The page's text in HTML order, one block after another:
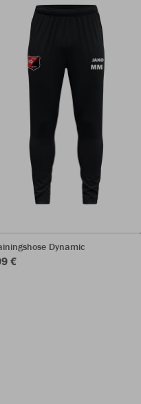
Dynamic
€